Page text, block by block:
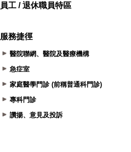
員工 / 退休職員特區
服務捷徑
醫院聯網、醫院及醫療機構
急症室
家庭醫學門診 (前稱普通科門診)
專科門診
讚揚、意見及投訴